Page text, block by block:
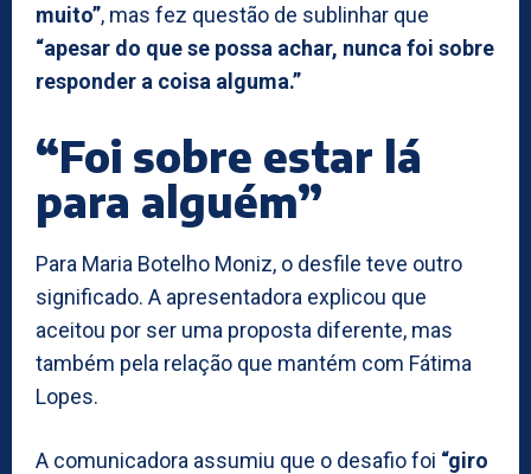
muito”, mas fez questão de sublinhar que
“apesar do que se possa achar, nunca foi sobre
responder a coisa alguma.”
“Foi sobre estar lá
para alguém”
Para Maria Botelho Moniz, o desfile teve outro
significado. A apresentadora explicou que
aceitou por ser uma proposta diferente, mas
também pela relação que mantém com Fátima
Lopes.
A comunicadora assumiu que o desafio foi “giro